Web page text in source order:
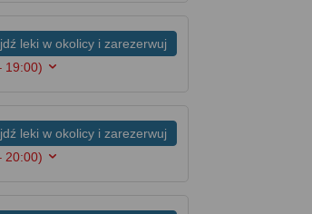
leki w okolicy i zarezerwuj
19:00)
leki w okolicy i zarezerwuj
20:00)